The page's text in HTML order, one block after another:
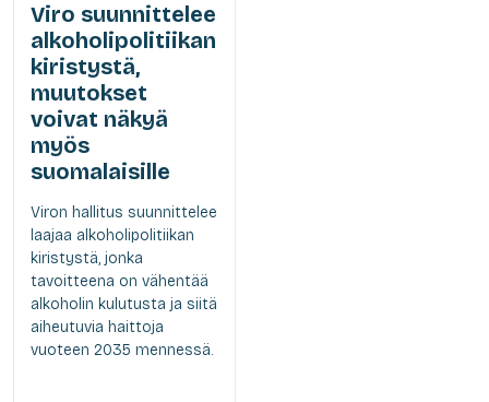
Viro suunnittelee
alkoholipolitiikan
kiristystä,
muutokset
voivat näkyä
myös
suomalaisille
Viron hallitus suunnittelee
laajaa alkoholipolitiikan
kiristystä, jonka
tavoitteena on vähentää
alkoholin kulutusta ja siitä
aiheutuvia haittoja
vuoteen 2035 mennessä.